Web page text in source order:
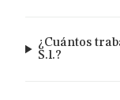
¿Cuántos
S.l.?